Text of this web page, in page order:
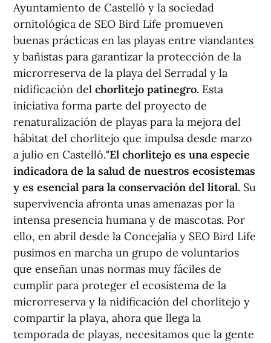
Ayuntamiento de Castelló y la sociedad
ornitológica de SEO Bird Life promueven
buenas prácticas en las playas entre viandantes
y bañistas para garantizar la protección de la
microrreserva de la playa del Serradal y la
nidificación del chorlitejo patinegro. Esta
iniciativa forma parte del proyecto de
renaturalización de playas para la mejora del
hábitat del chorlitejo que impulsa desde marzo
a julio en Castelló."El chorlitejo es una especie
indicadora de la salud de nuestros ecosistemas
y es esencial para la conservación del litoral. Su
supervivencia afronta unas amenazas por la
intensa presencia humana y de mascotas. Por
ello, en abril desde la Concejalía y SEO Bird Life
pusimos en marcha un grupo de voluntarios
que enseñan unas normas muy fáciles de
cumplir para proteger el ecosistema de la
microrreserva y la nidificación del chorlitejo y
compartir la playa, ahora que llega la
temporada de playas, necesitamos que la gente